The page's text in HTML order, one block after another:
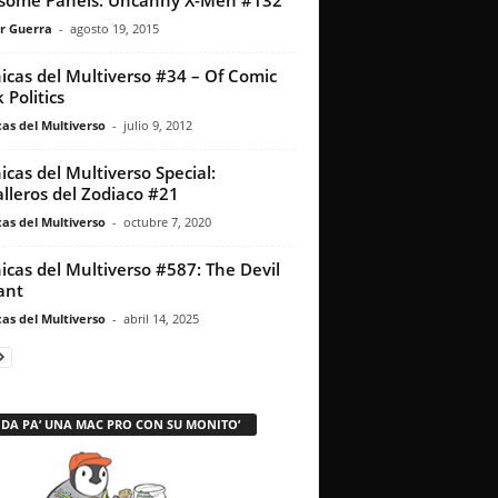
Guerra - agosto 19, 2015
del Multiverso #34 – Of Comic
Politics
del Multiverso - julio 9, 2012
del Multiverso Special:
del Zodiaco #21
del Multiverso - octubre 7, 2020
del Multiverso #587: The Devil
del Multiverso - abril 14, 2025
PA’ UNA MAC PRO CON SU MONITO’